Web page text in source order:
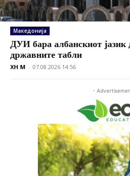
Македонија
ДУИ бара албанскиот јазик
државните табли
XH M - 07.08.2026 14:56
-